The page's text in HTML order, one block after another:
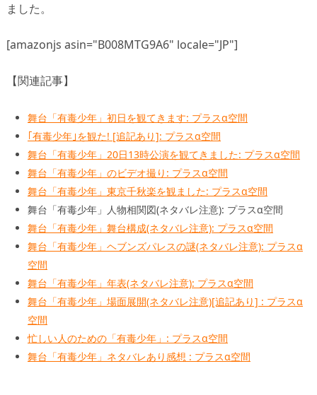
ました。
[amazonjs asin="B008MTG9A6" locale="JP"]
【関連記事】
舞台「有毒少年」初日を観てきます: プラスα空間
｢有毒少年｣を観た! [追記あり]: プラスα空間
舞台「有毒少年」20日13時公演を観てきました: プラスα空間
舞台「有毒少年」のビデオ撮り: プラスα空間
舞台「有毒少年」東京千秋楽を観ました: プラスα空間
舞台「有毒少年」人物相関図(ネタバレ注意): プラスα空間
舞台「有毒少年」舞台構成(ネタバレ注意): プラスα空間
舞台「有毒少年」ヘブンズパレスの謎(ネタバレ注意): プラスα
空間
舞台「有毒少年」年表(ネタバレ注意): プラスα空間
舞台「有毒少年」場面展開(ネタバレ注意)[追記あり] : プラスα
空間
忙しい人のための「有毒少年」: プラスα空間
舞台「有毒少年」ネタバレあり感想 : プラスα空間